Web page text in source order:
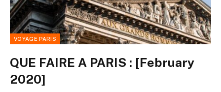
VOYAGE PARIS
QUE FAIRE A PARIS : [February
2020]